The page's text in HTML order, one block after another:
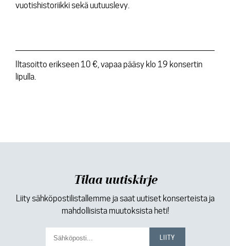
vuotishistoriikki sekä uutuuslevy.
Iltasoitto erikseen 10 €, vapaa pääsy klo 19 konsertin
lipulla.
Tilaa uutiskirje
Liity sähköpostilistallemme ja saat uutiset konserteista ja
mahdollisista muutoksista heti!